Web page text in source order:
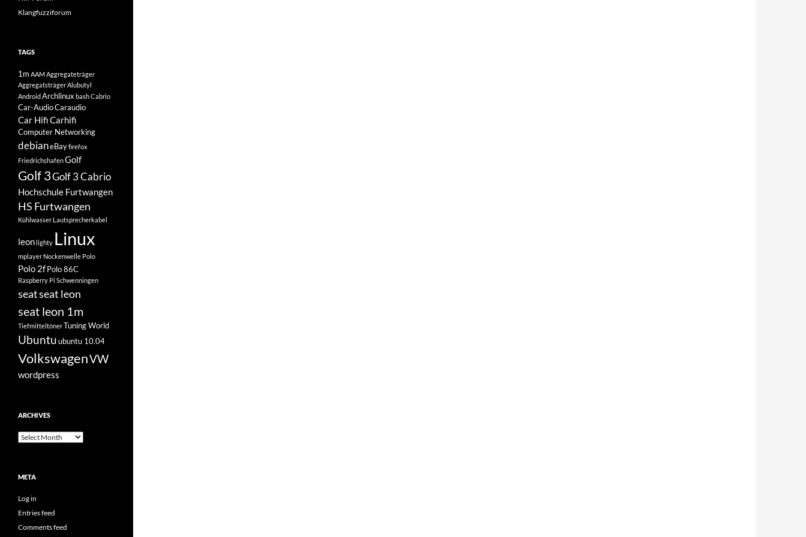
Klangfuzziforum
TAGS
1m AAMAggregateträger
AggregatsträgerAlubutyl
AndroidArchlinux bashCabrio
Car-AudioCaraudio
Car HifiCarhifi
Computer Networking
debianeBayfirefox
FriedrichshafenGolf
Golf 3Golf 3 Cabrio
Hochschule Furtwangen
HS Furtwangen
Kühlwasser Lautsprecherkabel
leonlighty Linux
mplayer Nockenwelle Polo
Polo 2fPolo 86C
Raspberry Pi Schwenningen
seatseat leon
seat leon 1m
TiefmitteltönerTuning World
Ubuntuubuntu 10.04
VolkswagenVW
wordpress
ARCHIVES
Archives
META
Log in
Entries feed
Comments feed